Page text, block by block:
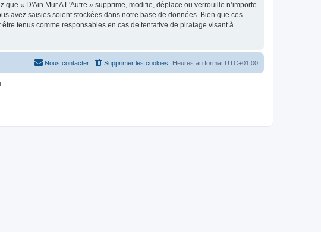
« D'Ain Mur A L'Autre » supprime, modifie, déplace ou verrouille n’importe
avez saisies soient stockées dans notre base de données. Bien que ces
tenus comme responsables en cas de tentative de piratage visant à
Heures au format UTC+01:00
Supprimer les cookies
Nous contacter